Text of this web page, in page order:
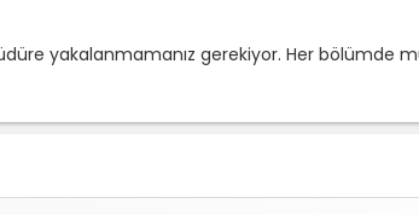
yakalanmamanız gerekiyor. Her bölümde